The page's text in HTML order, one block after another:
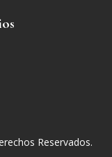
Reservados.